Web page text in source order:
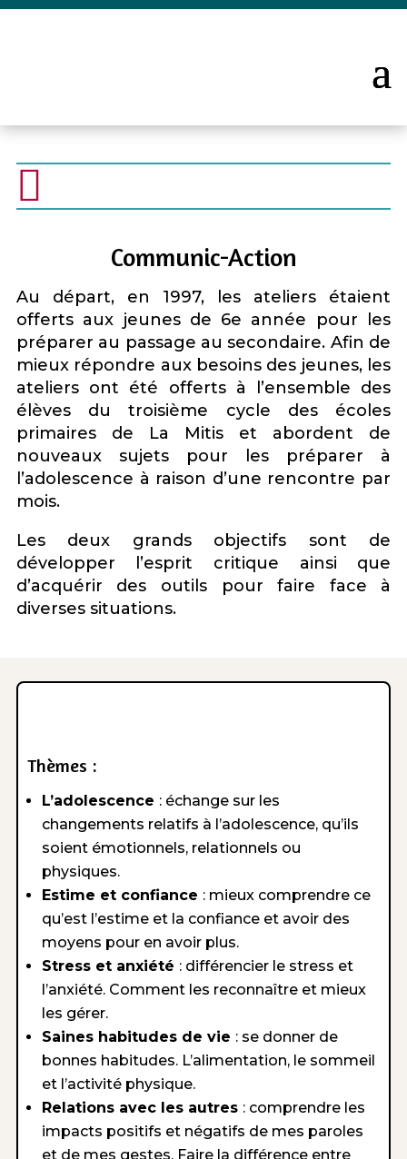

Communic-Action
Au départ, en 1997, les ateliers étaient
offerts aux jeunes de 6e année pour les
préparer au passage au secondaire. Afin de
mieux répondre aux besoins des jeunes, les
ateliers ont été offerts à l’ensemble des
élèves du troisième cycle des écoles
primaires de La Mitis et abordent de
nouveaux sujets pour les préparer à
l’adolescence à raison d’une rencontre par
mois.
Les deux grands objectifs sont de
développer l’esprit critique ainsi que
d’acquérir des outils pour faire face à
diverses situations.
Thèmes :
L’adolescence : échange sur les
changements relatifs à l’adolescence, qu’ils
soient émotionnels, relationnels ou
physiques.
Estime et confiance : mieux comprendre ce
qu’est l’estime et la confiance et avoir des
moyens pour en avoir plus.
Stress et anxiété : différencier le stress et
l’anxiété. Comment les reconnaître et mieux
les gérer.
Saines habitudes de vie : se donner de
bonnes habitudes. L’alimentation, le sommeil
et l’activité physique.
Relations avec les autres : comprendre les
impacts positifs et négatifs de mes paroles
et de mes gestes. Faire la différence entre